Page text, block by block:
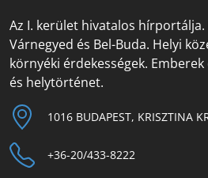
Az I. kerület hivatalos
Várnegyed és Bel-Buda. Helyi
környéki érdekességek.
és helytörténet.
1016 BUDAPEST, KRISZTINA
+36-20/433-8222